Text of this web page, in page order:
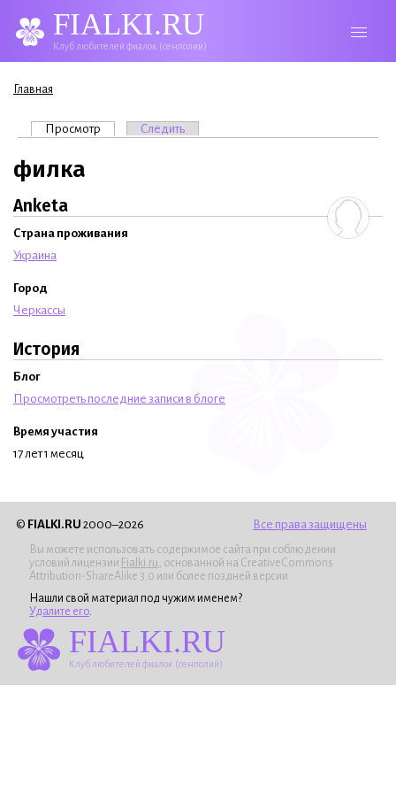
FIALKI.RU
Клуб любителей фиалок (сенполий)
Вы здесь
Главная
Главные вкладки
Просмотр (активная вкладка)
Следить
филка
Anketa
Страна проживания
Украина
Город
Черкассы
История
Блог
Просмотреть последние записи в блоге
Время участия
17 лет 1 месяц
© FIALKI.RU 2000–2026 Все права защищены
Вы можете использовать содержимое сайта при соблюдении
условий лицензии Fialki.ru , основанной на CreativeCommons
Attribution-ShareAlike 3.0 или более поздней версии.
Нашли свой материал под чужим именем?
Удалите его
FIALKI.RU
Клуб любителей фиалок (сенполий)